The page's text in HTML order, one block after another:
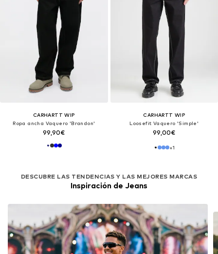
CARHARTT WIP
Ropa ancha Vaquero 'Brandon'
99,90€
CARHARTT WIP
Loosefit Vaquero 'Simple'
99,00€
+1
DESCUBRE LAS TENDENCIAS Y LAS MEJORES MARCAS
Inspiración de Jeans